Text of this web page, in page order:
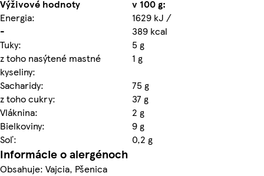
Výživové hodnoty
v 100 g:
Energia:
1629 kJ /
-
389 kcal
Tuky:
5 g
z toho nasýtené mastné
kyseliny:
1 g
Sacharidy:
75 g
z toho cukry:
37 g
Vláknina:
2 g
Bielkoviny:
9 g
Soľ:
0,2 g
Informácie o alergénoch
Obsahuje: Vajcia, Pšenica